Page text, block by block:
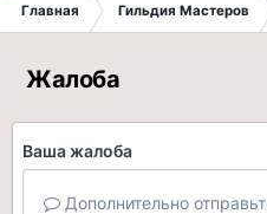
Главная Гильдия Мастеров
Жалоба
Ваша жалоба
Дополнительно